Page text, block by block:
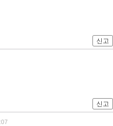
신고
신고